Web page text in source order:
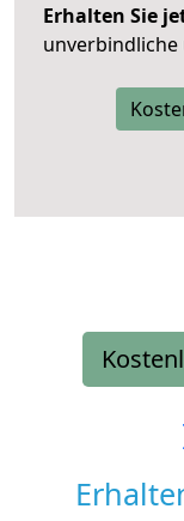
Erhalten Sie